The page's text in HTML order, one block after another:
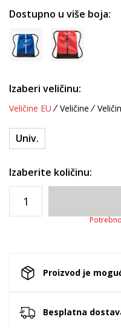
Dostupno u više boja:
Izaberi veličinu:
Veličine EU Veličine
Univ.
Izaberite količinu:
Proizvod je
Besplatna